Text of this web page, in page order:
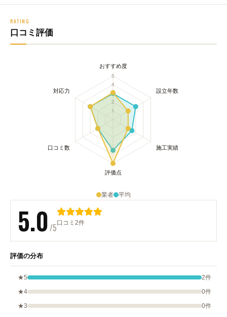
RATING
口コミ評価
業者 平均
5.0/5口コミ2件
評価の分布
★5
2件
★4
0件
★3
0件